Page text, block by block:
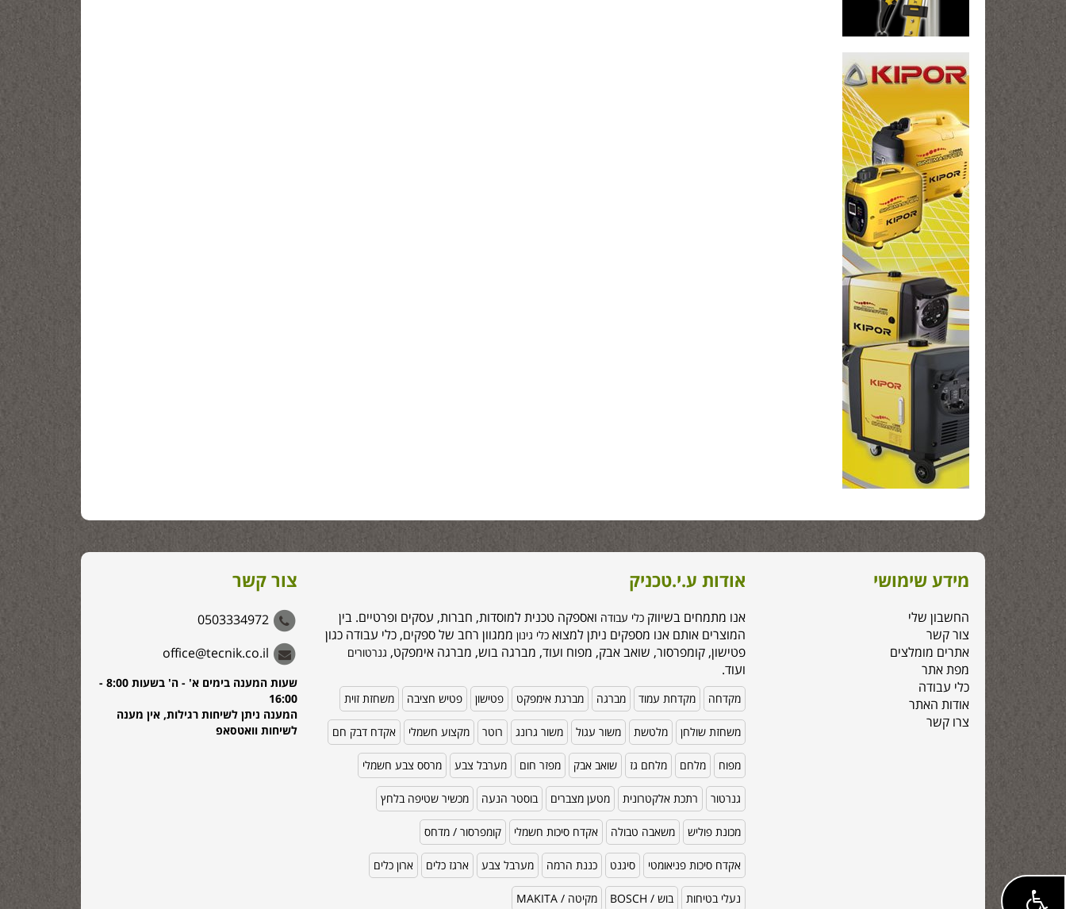
צור קשר
0503334972
office@tecnik.co.il
שעות המענה בימים א' - ה' בשעות 8:00 -
16:00
המענה ניתן לשיחות רגילות, אין מענה
לשיחות וואטסאפ
אודות ע.י.טכניק
אנו מתמחים בשיווקכלי עבודה ואספקה טכנית למוסדות, חברות, עסקים ופרטיים. בין
המוצרים אותם אנו מספקים ניתן למצואכלי גינון ממגוון רחב של ספקים, כלי עבודה כגון
פטישון, קומפרסור, שואב אבק, מפוח ועוד, מברגה בוש, מברגה אימפקט, גנרטורים
ועוד.
מקדחה מקדחת עמוד מברגה מברגת אימפקט פטישון פטיש חציבה משחזת זוית
משחזת שולחן מלטשת משור עגול משור גרונג רוטר מקצוע חשמלי אקדח דבק חם
מפוח מלחם מלחם גז שואב אבק מפזר חום מערבל צבע מרסס צבע חשמלי
גנרטור רתכת אלקטרונית מטען מצברים בוסטר הנעה מכשיר שטיפה בלחץ
מכונת פוליש משאבה טבולה אקדח סיכות חשמלי קומפרסור / מדחס
אקדח סיכות פניאומטי סיגנט כננת הרמה מערבל צבע ארגז כלים ארון כלים
נעלי בטיחות בוש / BOSCH מקיטה / MAKITA
מידע שימושי
החשבון שלי
צור קשר
אתרים מומלצים
מפת אתר
כלי עבודה
אודות האתר
צרו קשר